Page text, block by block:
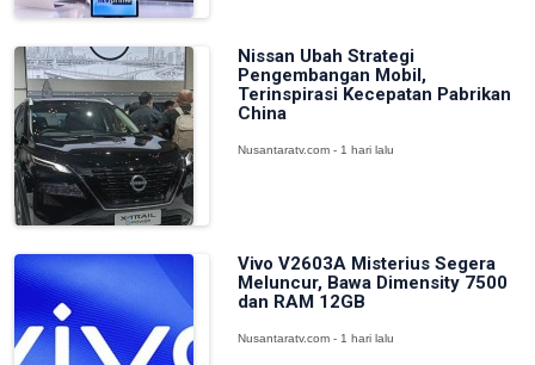
Nissan Ubah Strategi
Pengembangan Mobil,
Terinspirasi Kecepatan Pabrikan
China
Nusantaratv.com - 1 hari lalu
Vivo V2603A Misterius Segera
Meluncur, Bawa Dimensity 7500
dan RAM 12GB
Nusantaratv.com - 1 hari lalu